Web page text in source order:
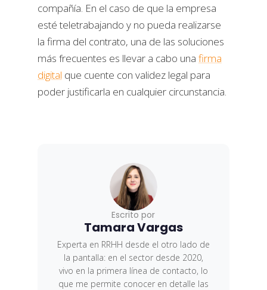
compañía. En el caso de que la empresa
esté teletrabajando y no pueda realizarse
la firma del contrato, una de las soluciones
más frecuentes es llevar a cabo una firma
digital que cuente con validez legal para
poder justificarla en cualquier circunstancia.
Escrito por
Tamara Vargas
Experta en RRHH desde el otro lado de
la pantalla: en el sector desde 2020,
vivo en la primera línea de contacto, lo
que me permite conocer en detalle las